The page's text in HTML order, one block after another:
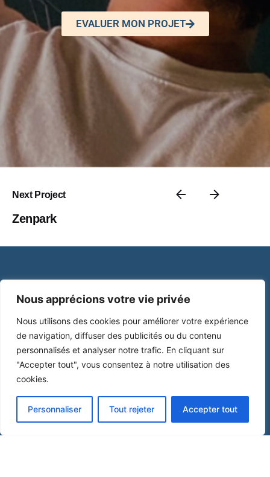
Nous apprécions votre vie privée
Nous utilisons des cookies pour améliorer votre expérience
de navigation, diffuser des publicités ou du contenu
personnalisés et analyser notre trafic. En cliquant sur
"Accepter tout", vous consentez à notre utilisation des
cookies.
Personnaliser Tout rejeter Accepter tout
EVALUER MON PROJET
Next Project
Zenpark
Notre histoire